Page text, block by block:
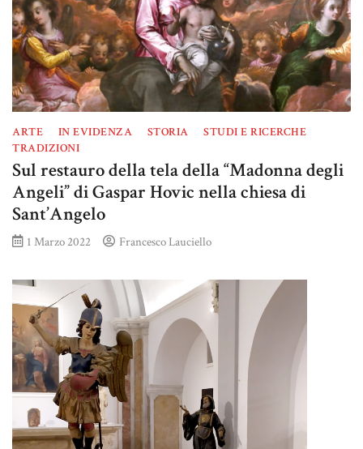
ARTE IN EVIDENZA STORIA
STUDI E RICERCHE
TRADIZIONI
Sul restauro della tela della “Madonna degli
Angeli” di Gaspar Hovic nella chiesa di
Sant’Angelo
1 Marzo 2022 Francesco Lauciello